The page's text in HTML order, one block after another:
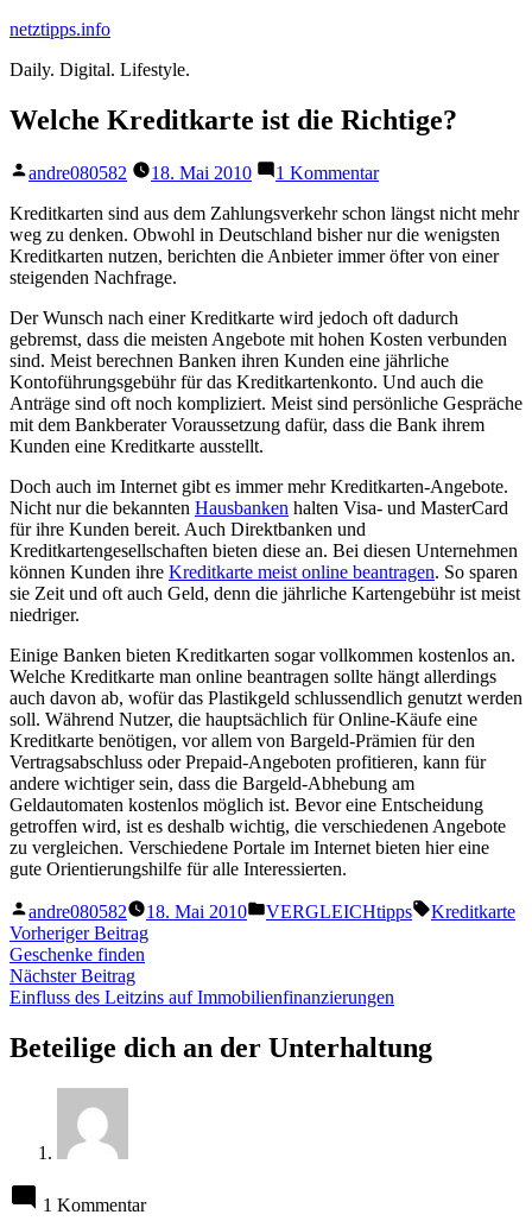
Zum
springen
netztipps.info
Daily. Digital. Lifestyle.
Welche Kreditkarte ist die Richtige?
Veröffentlicht
andre080582 18. Mai 2010 1 Kommentarzu
Kreditkarte
ist
die
Kreditkarten sind aus dem Zahlungsverkehr schon längst nicht mehr
weg zu denken. Obwohl in Deutschland bisher nur die wenigsten
Kreditkarten nutzen, berichten die Anbieter immer öfter von einer
steigenden Nachfrage.
Der Wunsch nach einer Kreditkarte wird jedoch oft dadurch
gebremst, dass die meisten Angebote mit hohen Kosten verbunden
sind. Meist berechnen Banken ihren Kunden eine jährliche
Kontoführungsgebühr für das Kreditkartenkonto. Und auch die
Anträge sind oft noch kompliziert. Meist sind persönliche Gespräche
mit dem Bankberater Voraussetzung dafür, dass die Bank ihrem
Kunden eine Kreditkarte ausstellt.
Doch auch im Internet gibt es immer mehr Kreditkarten-Angebote.
Nicht nur die bekannten Hausbanken halten Visa- und MasterCard
für ihre Kunden bereit. Auch Direktbanken und
Kreditkartengesellschaften bieten diese an. Bei diesen Unternehmen
können Kunden ihre Kreditkarte meist online beantragen. So sparen
sie Zeit und oft auch Geld, denn die jährliche Kartengebühr ist meist
niedriger.
Einige Banken bieten Kreditkarten sogar vollkommen kostenlos an.
Welche Kreditkarte man online beantragen sollte hängt allerdings
auch davon ab, wofür das Plastikgeld schlussendlich genutzt werden
soll. Während Nutzer, die hauptsächlich für Online-Käufe eine
Kreditkarte benötigen, vor allem von Bargeld-Prämien für den
Vertragsabschluss oder Prepaid-Angeboten profitieren, kann für
andere wichtiger sein, dass die Bargeld-Abhebung am
Geldautomaten kostenlos möglich ist. Bevor eine Entscheidung
getroffen wird, ist es deshalb wichtig, die verschiedenen Angebote
zu vergleichen. Verschiedene Portale im Internet bieten hier eine
gute Orientierungshilfe für alle Interessierten.
Veröffentlicht
von
andre080582 18. Mai 2010
Veröffentlicht
VERGLEICHtipps Kreditkarte
Beitragsnavigation
Vorheriger BeitragVorheriger
Geschenke finden
Nächster BeitragNächster
Beitrag:
Einfluss des Leitzins auf Immobilienfinanzierungen
Beteilige dich an der Unterhaltung
1 Kommentar